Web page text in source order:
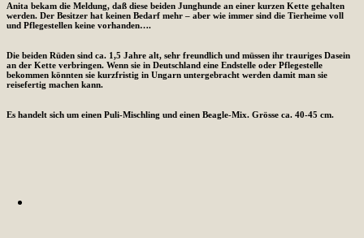
Anita bekam die Meldung, daß diese beiden Junghunde an einer kurzen Kette gehalten
werden. Der Besitzer hat keinen Bedarf mehr – aber wie immer sind die Tierheime voll
und Pflegestellen keine vorhanden….
Die beiden Rüden sind ca. 1,5 Jahre alt, sehr freundlich und müssen ihr trauriges Dasein
an der Kette verbringen. Wenn sie in Deutschland eine Endstelle oder Pflegestelle
bekommen könnten sie kurzfristig in Ungarn untergebracht werden damit man sie
reisefertig machen kann.
Es handelt sich um einen Puli-Mischling und einen Beagle-Mix. Grösse ca. 40-45 cm.